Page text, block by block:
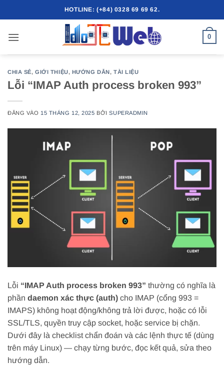
qua
dung
HOTLINE: (+84) 0328 69 69 62.
0
CHIA SẺ,GIỚI THIỆU, HƯỚNG DẪN, TÀI LIỆU
Lỗi “IMAP Auth process broken 993”
ĐĂNG VÀO 15 THÁNG 12, 2025 BỞISUPERADMIN
Lỗi “IMAP Auth process broken 993” thường có nghĩa là
phần daemon xác thực (auth) cho IMAP (cổng 993 =
IMAPS) không hoạt động/không trả lời được, hoặc có lỗi
SSL/TLS, quyền truy cập socket, hoặc service bị chặn.
Dưới đây là checklist chẩn đoán và các lệnh thực tế (dùng
trên máy Linux) — chạy từng bước, đọc kết quả, sửa theo
hướng dẫn.